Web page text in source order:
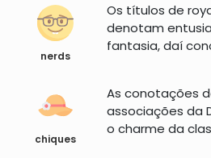
nerds
Os títulos de
denotam
fantasia, daí
chiques
As conotações
associações da
o charme da